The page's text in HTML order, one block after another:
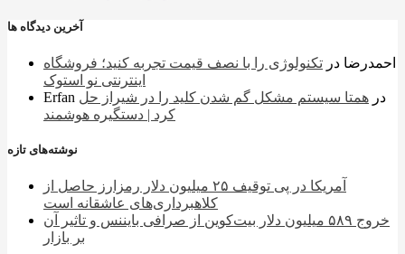
آخرین دیدگاه ها
احمدرضا در تکنولوژی را با نصف قیمت تجربه کنید؛ فروشگاه
اینترنتی نو استوک
Erfan
در همتا سیستم مشکل گم شدن کلید را در شیراز حل
کرد | دستگیره هوشمند
نوشته‌های تازه
آمریکا در پی توقیف ۲۵ میلیون دلار رمزارز حاصل از
کلاهبرداری‌های عاشقانه است
خروج ۵۸۹ میلیون دلار بیت‌کوین از صرافی بایننس و تاثیر آن
بر بازار